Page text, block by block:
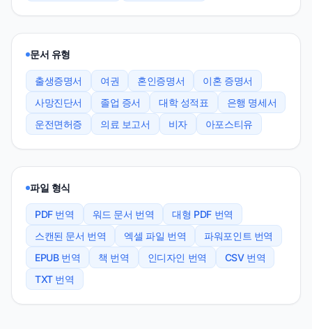
문서 유형
출생증명서 여권 혼인증명서
이혼 증명서
사망진단서
졸업 증서 대학 성적표
은행 명세서
운전면허증
의료 보고서 비자 아포스티유
파일 형식
PDF 번역 워드 문서 번역
대형 PDF 번역
스캔된 문서 번역
엑셀 파일 번역
파워포인트 번역
EPUB 번역
책 번역 인디자인 번역
CSV 번역
TXT 번역